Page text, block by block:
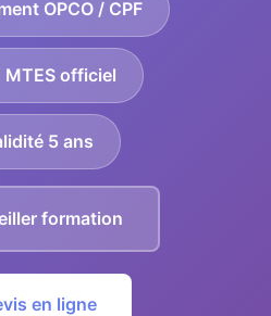
OPCO / CPF
MTES officiel
5 ans
formation
en ligne